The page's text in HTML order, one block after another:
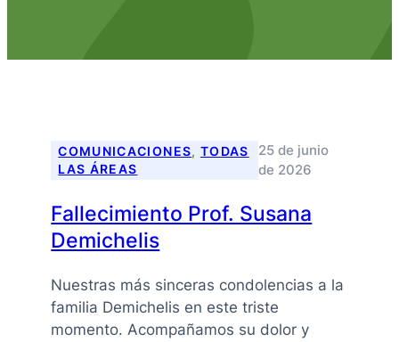
COMUNICACIONES, TODAS
LAS ÁREAS
25 de junio
de 2026
Fallecimiento Prof. Susana
Demichelis
Nuestras más sinceras condolencias a la
familia Demichelis en este triste
momento. Acompañamos su dolor y